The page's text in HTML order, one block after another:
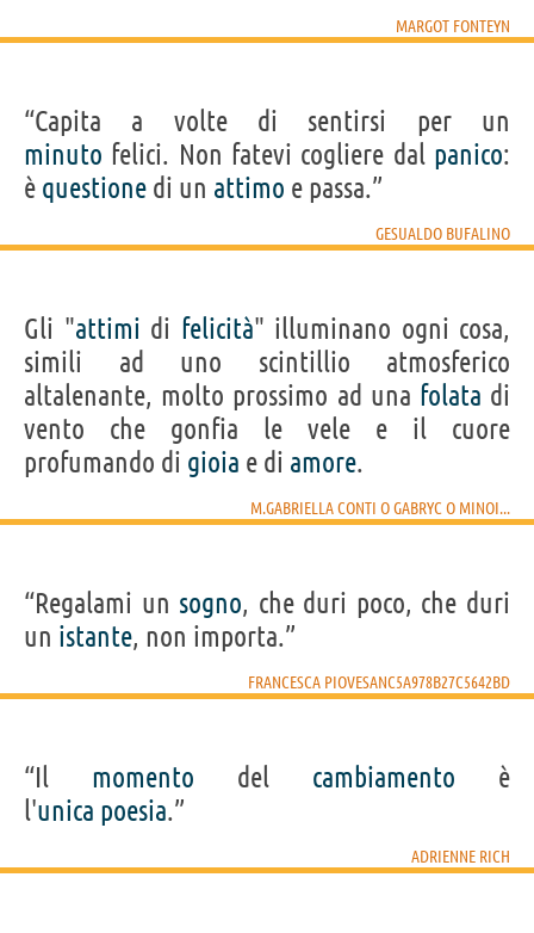
MARGOT FONTEYN
“Capita a volte di sentirsi per un
minuto felici. Non fatevi cogliere dal panico:
è questione di un attimo e passa.”
GESUALDO BUFALINO
Gli "attimi di felicità" illuminano ogni cosa,
simili ad uno scintillio atmosferico
altalenante, molto prossimo ad una folata di
vento che gonfia le vele e il cuore
profumando di gioia e di amore.
M.GABRIELLA CONTI O GABRYC O MINOI...
“Regalami un sogno, che duri poco, che duri
un istante, non importa.”
FRANCESCA PIOVESANC5A978B27C5642BD
“Il momento del cambiamento è
l'unica poesia.”
ADRIENNE RICH